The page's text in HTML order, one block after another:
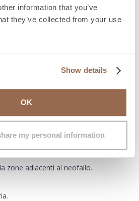
information that you’ve
they’ve collected from your use
Show details
OK
my personal information
complicazioni nel post-
e come agire nel caso in
In caso di dubbi o anomalie
necessario consultare il proprio
più comuni che possono
zone adiacenti al neofallo.